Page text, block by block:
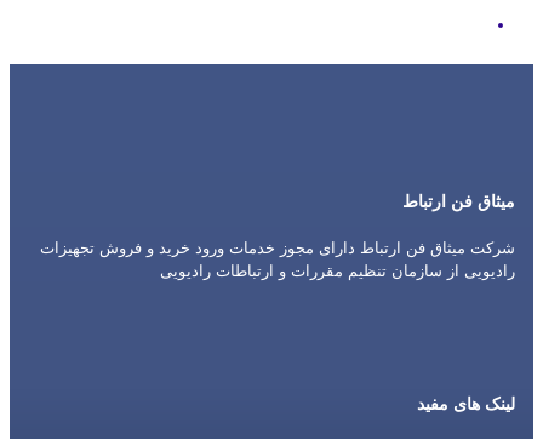
میثاق فن ارتباط
شرکت میثاق فن ارتباط دارای مجوز خدمات ورود خرید و فروش تجهیزات
رادیویی از سازمان تنظیم مقررات و ارتباطات رادیویی
لینک های مفید